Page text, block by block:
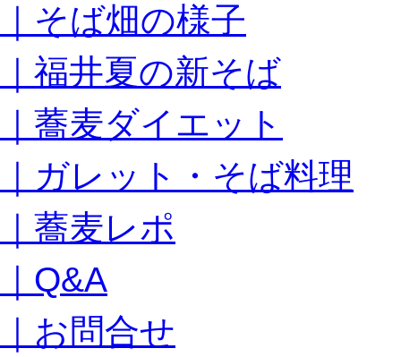
プ
｜そば畑の様子
｜福井夏の新そば
｜蕎麦ダイエット
｜ガレット・そば料理
｜蕎麦レポ
｜Q&A
｜お問合せ